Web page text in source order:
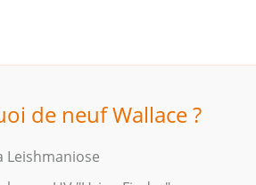
de neuf Wallace ?
Leishmaniose